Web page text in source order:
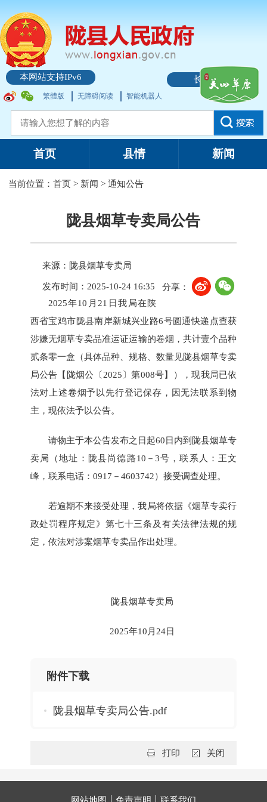
本网站支持IPv6 长者模式
繁體版 无障碍阅读 智能机器人
首页 县情 新闻
当前位置：首页 > 新闻 >通知公告
陇县烟草专卖局公告
来源：陇县烟草专卖局
发布时间：2025-10-24 16:35
分享：
2025年10月21日我局在陕
西省宝鸡市陇县南岸新城兴业路6号圆通快递点查获
涉嫌无烟草专卖品准运证运输的卷烟，共计壹个品种
贰条零一盒（具体品种、规格、数量见陇县烟草专卖
局公告【陇烟公〔2025〕第008号】），现我局已依
法对上述卷烟予以先行登记保存，因无法联系到物
主，现依法予以公告。
请物主于本公告发布之日起60日内到陇县烟草专
卖局（地址：陇县尚德路10－3号，联系人：王文
峰，联系电话：0917－4603742）接受调查处理。
若逾期不来接受处理，我局将依据《烟草专卖行
政处罚程序规定》第七十三条及有关法律法规的规
定，依法对涉案烟草专卖品作出处理。
陇县烟草专卖局
2025年10月24日
附件下载
陇县烟草专卖局公告.pdf
关闭
打印
网站地图 免责声明 联系我们